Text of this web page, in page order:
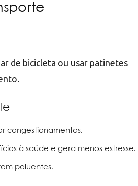
de bicicleta ou usar patinetes
congestionamentos.
à saúde e gera menos estresse.
poluentes.